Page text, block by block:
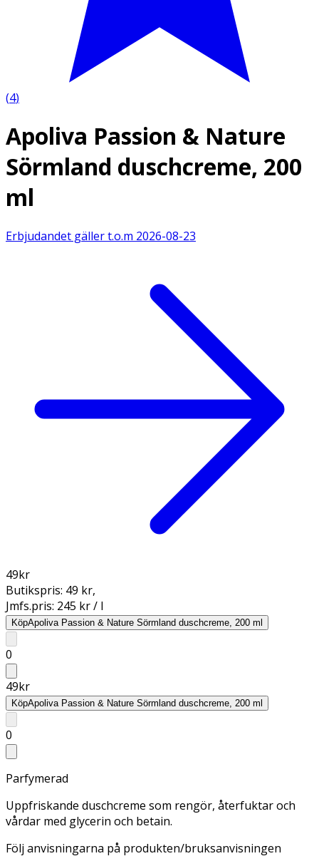
(4)
Apoliva Passion & Nature
Sörmland duschcreme, 200
ml
Erbjudandet gäller t.o.m 2026-08-23
49kr
Butikspris: 49 kr,
Jmfs.pris: 245 kr / l
KöpApoliva Passion & Nature Sörmland duschcreme, 200 ml
0
49kr
KöpApoliva Passion & Nature Sörmland duschcreme, 200 ml
0
Parfymerad
Uppfriskande duschcreme som rengör, återfuktar och
vårdar med glycerin och betain.
Följ anvisningarna på produkten/bruksanvisningen